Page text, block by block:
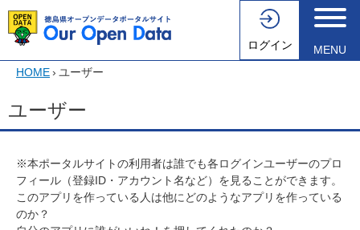
ログイン
MENU
HOME› ユーザー
ユーザー
※本ポータルサイトの利用者は誰でも各ログインユーザーのプロ
フィール（登録ID・アカウント名など）を見ることができます。
このアプリを作っている人は他にどのようなアプリを作っている
のか？